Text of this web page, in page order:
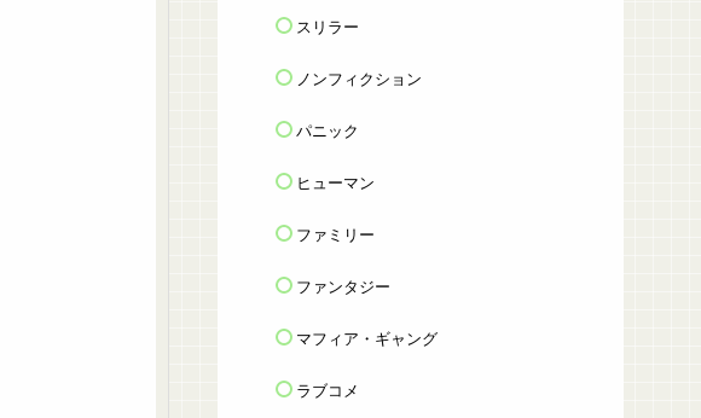
スリラー
ノンフィクション
パニック
ヒューマン
ファミリー
ファンタジー
マフィア・ギャング
ラブコメ